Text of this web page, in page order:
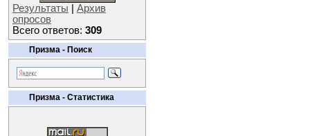
Результаты
Архив
опросов
Всего ответов: 309
Призма - Поиск
Призма - Статистика